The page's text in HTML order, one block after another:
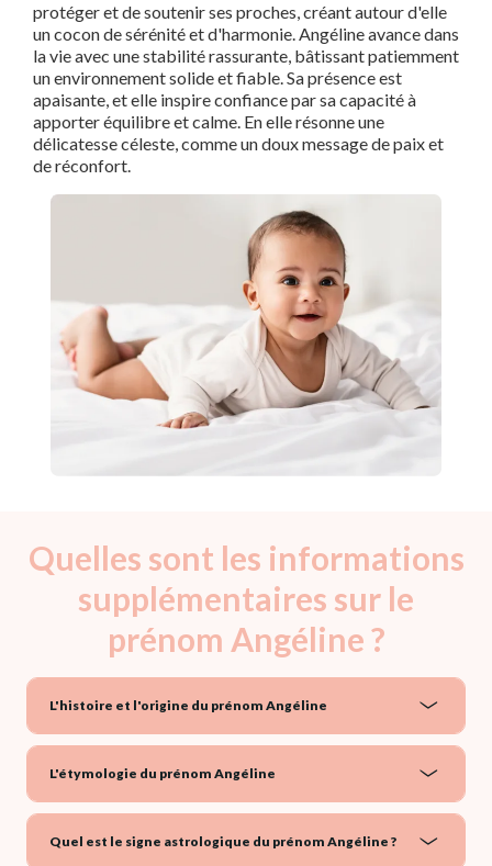
protéger et de soutenir ses proches, créant autour d'elle
un cocon de sérénité et d'harmonie. Angéline avance dans
la vie avec une stabilité rassurante, bâtissant patiemment
un environnement solide et fiable. Sa présence est
apaisante, et elle inspire confiance par sa capacité à
apporter équilibre et calme. En elle résonne une
délicatesse céleste, comme un doux message de paix et
de réconfort.
Quelles sont les informations
supplémentaires sur le
prénom Angéline ?
L'histoire et l'origine du prénom Angéline
L'étymologie du prénom Angéline
Quel est le signe astrologique du prénom Angéline ?